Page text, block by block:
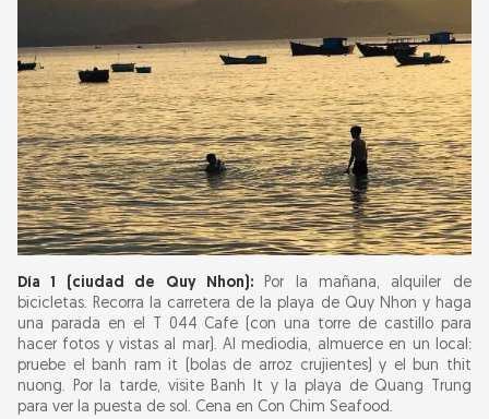
Día 1 (ciudad de Quy Nhon):Por la mañana, alquiler de
bicicletas. Recorra la carretera de la playa de Quy Nhon y haga
una parada en el T 044 Cafe (con una torre de castillo para
hacer fotos y vistas al mar). Al mediodía, almuerce en un local:
pruebe el banh ram it (bolas de arroz crujientes) y el bun thit
nuong. Por la tarde, visite Banh It y la playa de Quang Trung
para ver la puesta de sol. Cena en Con Chim Seafood.